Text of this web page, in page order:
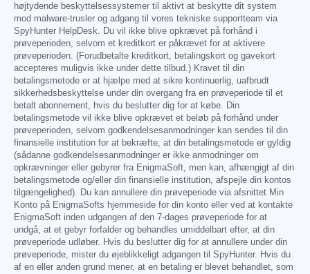
højtydende beskyttelsessystemer til aktivt at beskytte dit system
mod malware-trusler og adgang til vores tekniske supportteam via
SpyHunter HelpDesk. Du vil ikke blive opkrævet på forhånd i
prøveperioden, selvom et kreditkort er påkrævet for at aktivere
prøveperioden. (Forudbetalte kreditkort, betalingskort og gavekort
accepteres muligvis ikke under dette tilbud.) Kravet til din
betalingsmetode er at hjælpe med at sikre kontinuerlig, uafbrudt
sikkerhedsbeskyttelse under din overgang fra en prøveperiode til et
betalt abonnement, hvis du beslutter dig for at købe. Din
betalingsmetode vil ikke blive opkrævet et beløb på forhånd under
prøveperioden, selvom godkendelsesanmodninger kan sendes til din
finansielle institution for at bekræfte, at din betalingsmetode er gyldig
(sådanne godkendelsesanmodninger er ikke anmodninger om
opkrævninger eller gebyrer fra EnigmaSoft, men kan, afhængigt af din
betalingsmetode og/eller din finansielle institution, afspejle din kontos
tilgængelighed). Du kan annullere din prøveperiode via afsnittet Min
Konto på EnigmaSofts hjemmeside for din konto eller ved at kontakte
EnigmaSoft inden udgangen af den 7-dages prøveperiode for at
undgå, at et gebyr forfalder og behandles umiddelbart efter, at din
prøveperiode udløber. Hvis du beslutter dig for at annullere under din
prøveperiode, mister du øjeblikkeligt adgangen til SpyHunter. Hvis du
af en eller anden grund mener, at en betaling er blevet behandlet, som